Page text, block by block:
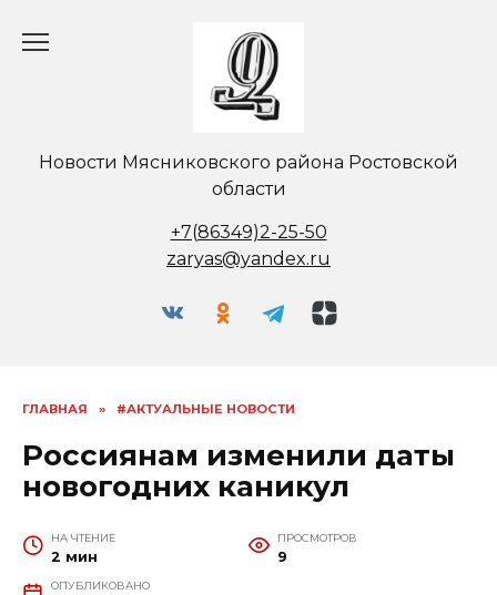
Новости Мясниковского района Ростовской
области
+7(86349)2-25-50
zaryas@yandex.ru
ГЛАВНАЯ » #АКТУАЛЬНЫЕ НОВОСТИ
Россиянам изменили даты
новогодних каникул
НА ЧТЕНИЕ
2 мин
ПРОСМОТРОВ
9
ОПУБЛИКОВАНО